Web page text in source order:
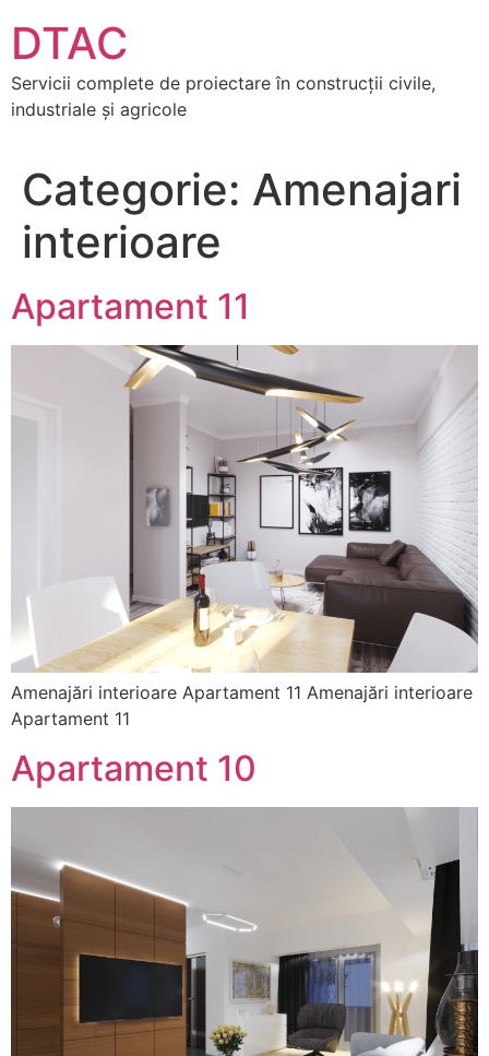
DTAC
Servicii complete de proiectare în construcții civile,
industriale și agricole
Categorie: Amenajari
interioare
Apartament 11
Amenajări interioare Apartament 11 Amenajări interioare
Apartament 11
Apartament 10